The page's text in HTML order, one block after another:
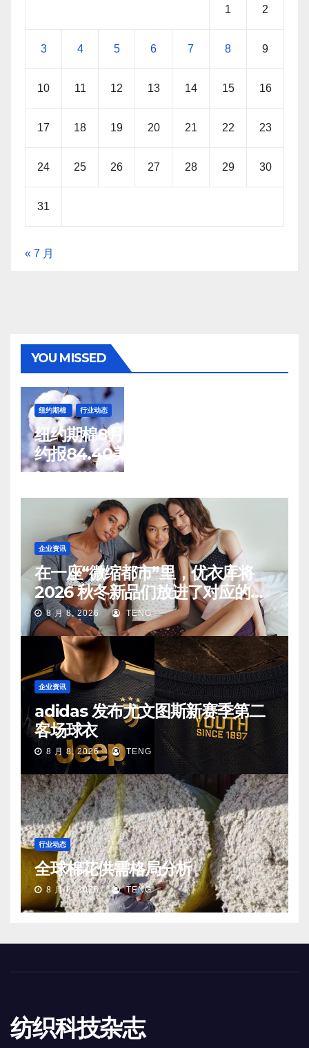
1 2
3 4 5 6 7 8 9
10 11 12 13 14 15 16
17 18 19 20 21 22 23
24 25 26 27 28 29 30
31
« 7 月
YOU MISSED
纽约期棉 行业动态
纽约期棉8月7日(周五)收涨12月合
约报84.40美分/磅
8 月 8, 2026 TENG
企业资讯
在一座“微缩都市”里，优衣库将
2026 秋冬新品们放进了对应的生
活场景中
8 月 8, 2026 TENG
企业资讯
adidas 发布尤文图斯新赛季第二
客场球衣
8 月 8, 2026 TENG
行业动态
全球棉花供需格局分析
8 月 8, 2026 TENG
纺织科技杂志